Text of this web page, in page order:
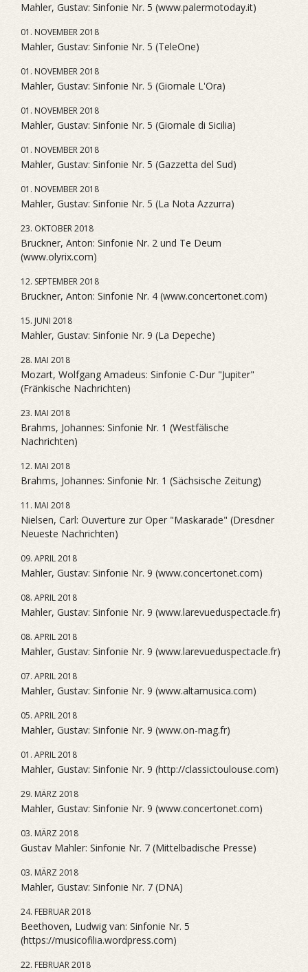
Mahler, Gustav: Sinfonie Nr. 5 (www.palermotoday.it)
01. NOVEMBER 2018
Mahler, Gustav: Sinfonie Nr. 5 (TeleOne)
01. NOVEMBER 2018
Mahler, Gustav: Sinfonie Nr. 5 (Giornale L'Ora)
01. NOVEMBER 2018
Mahler, Gustav: Sinfonie Nr. 5 (Giornale di Sicilia)
01. NOVEMBER 2018
Mahler, Gustav: Sinfonie Nr. 5 (Gazzetta del Sud)
01. NOVEMBER 2018
Mahler, Gustav: Sinfonie Nr. 5 (La Nota Azzurra)
23. OKTOBER 2018
Bruckner, Anton: Sinfonie Nr. 2 und Te Deum
(www.olyrix.com)
12. SEPTEMBER 2018
Bruckner, Anton: Sinfonie Nr. 4 (www.concertonet.com)
15. JUNI 2018
Mahler, Gustav: Sinfonie Nr. 9 (La Depeche)
28. MAI 2018
Mozart, Wolfgang Amadeus: Sinfonie C-Dur "Jupiter"
(Fränkische Nachrichten)
23. MAI 2018
Brahms, Johannes: Sinfonie Nr. 1 (Westfälische
Nachrichten)
12. MAI 2018
Brahms, Johannes: Sinfonie Nr. 1 (Sächsische Zeitung)
11. MAI 2018
Nielsen, Carl: Ouverture zur Oper "Maskarade" (Dresdner
Neueste Nachrichten)
09. APRIL 2018
Mahler, Gustav: Sinfonie Nr. 9 (www.concertonet.com)
08. APRIL 2018
Mahler, Gustav: Sinfonie Nr. 9 (www.larevueduspectacle.fr)
08. APRIL 2018
Mahler, Gustav: Sinfonie Nr. 9 (www.larevueduspectacle.fr)
07. APRIL 2018
Mahler, Gustav: Sinfonie Nr. 9 (www.altamusica.com)
05. APRIL 2018
Mahler, Gustav: Sinfonie Nr. 9 (www.on-mag.fr)
01. APRIL 2018
Mahler, Gustav: Sinfonie Nr. 9 (http://classictoulouse.com)
29. MÄRZ 2018
Mahler, Gustav: Sinfonie Nr. 9 (www.concertonet.com)
03. MÄRZ 2018
Gustav Mahler: Sinfonie Nr. 7 (Mittelbadische Presse)
03. MÄRZ 2018
Mahler, Gustav: Sinfonie Nr. 7 (DNA)
24. FEBRUAR 2018
Beethoven, Ludwig van: Sinfonie Nr. 5
(https://musicofilia.wordpress.com)
22. FEBRUAR 2018